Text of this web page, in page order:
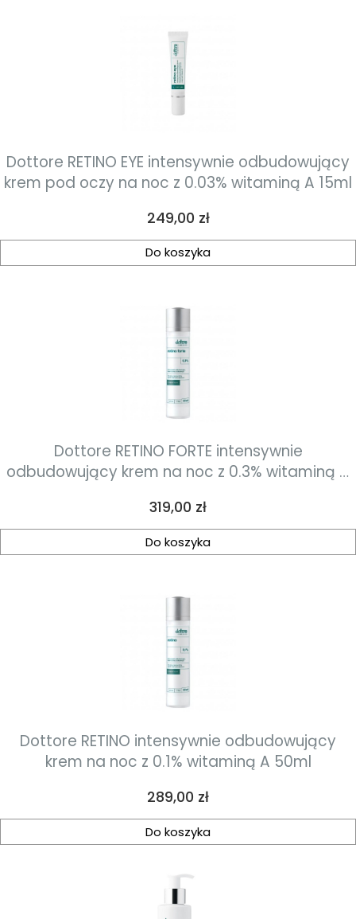
Dottore RETINO EYE intensywnie odbudowujący
krem pod oczy na noc z 0.03% witaminą A 15ml
Cena
249,00 zł
Do koszyka
Dottore RETINO FORTE intensywnie
odbudowujący krem na noc z 0.3% witaminą A
Cena
319,00 zł
Do koszyka
Dottore RETINO intensywnie odbudowujący
krem na noc z 0.1% witaminą A 50ml
Cena
289,00 zł
Do koszyka